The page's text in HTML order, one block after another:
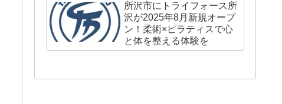
所沢市にトライフォース所
沢が2025年8月新規オープ
ン！柔術×ピラティスで心
と体を整える体験を